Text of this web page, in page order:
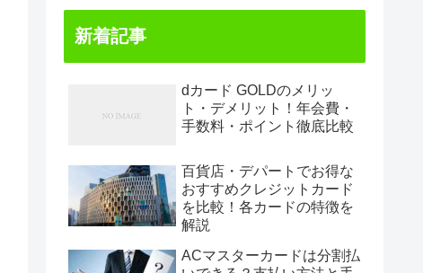
新着記事
dカード GOLDのメリッ
ト・デメリット！年会費・
手数料・ポイント徹底比較
百貨店・デパートでお得な
おすすめクレジットカード
を比較！各カードの特徴を
解説
ACマスターカードは分割払